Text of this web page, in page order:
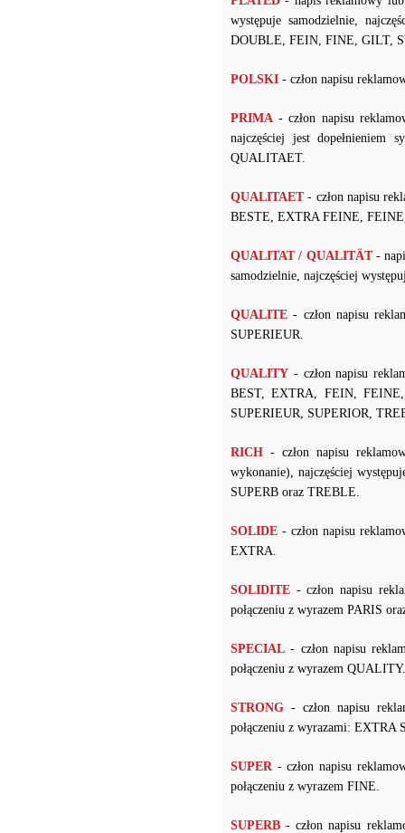
występuje samodzielnie,
DOUBLE, FEIN, FINE, GILT,
POLSKI - człon napisu
PRIMA - człon napisu
najczęściej jest
QUALITAET.
QUALITAET- człon napisu
BESTE, EXTRA FEINE,
QUALITAT / QUALITÄT-
samodzielnie, najczęściej
QUALITE - człon napisu
SUPERIEUR.
QUALITY - człon napisu
BEST, EXTRA, FEIN,
SUPERIEUR, SUPERIOR,
RICH - człon napisu
wykonanie), najczęściej
SUPERB oraz TREBLE.
SOLIDE - człon napisu
EXTRA.
SOLIDITE - człon napisu
połączeniu z wyrazem PARIS
SPECIAL - człon napisu
połączeniu z wyrazem QUALITY.
STRONG - człon napisu
połączeniu z wyrazami: EXTRA
SUPER- człon napisu
połączeniu z wyrazem FINE.
SUPERB - człon napisu